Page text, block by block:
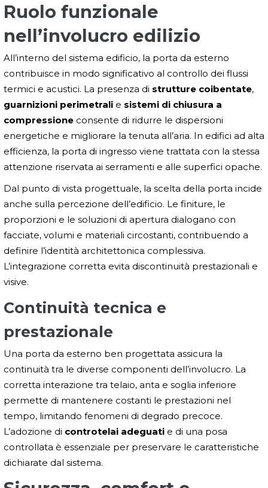
Ruolo funzionale
nell’involucro edilizio
All’interno del sistema edificio, la porta da esterno
contribuisce in modo significativo al controllo dei flussi
termici e acustici. La presenza di strutture coibentate,
guarnizioni perimetrali e sistemi di chiusura a
compressione consente di ridurre le dispersioni
energetiche e migliorare la tenuta all’aria. In edifici ad alta
efficienza, la porta di ingresso viene trattata con la stessa
attenzione riservata ai serramenti e alle superfici opache.
Dal punto di vista progettuale, la scelta della porta incide
anche sulla percezione dell’edificio. Le finiture, le
proporzioni e le soluzioni di apertura dialogano con
facciate, volumi e materiali circostanti, contribuendo a
definire l’identità architettonica complessiva.
L’integrazione corretta evita discontinuità prestazionali e
visive.
Continuità tecnica e
prestazionale
Una porta da esterno ben progettata assicura la
continuità tra le diverse componenti dell’involucro. La
corretta interazione tra telaio, anta e soglia inferiore
permette di mantenere costanti le prestazioni nel
tempo, limitando fenomeni di degrado precoce.
L’adozione di controtelai adeguati e di una posa
controllata è essenziale per preservare le caratteristiche
dichiarate dal sistema.